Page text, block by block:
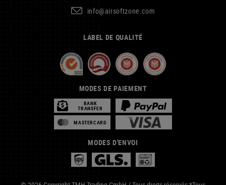
info@airsoftzone.com
LABEL DE QUALITÉ
MODES DE PAIEMENT
BANK
TRANSFER
MASTERCARD
MODES D'ENVOI